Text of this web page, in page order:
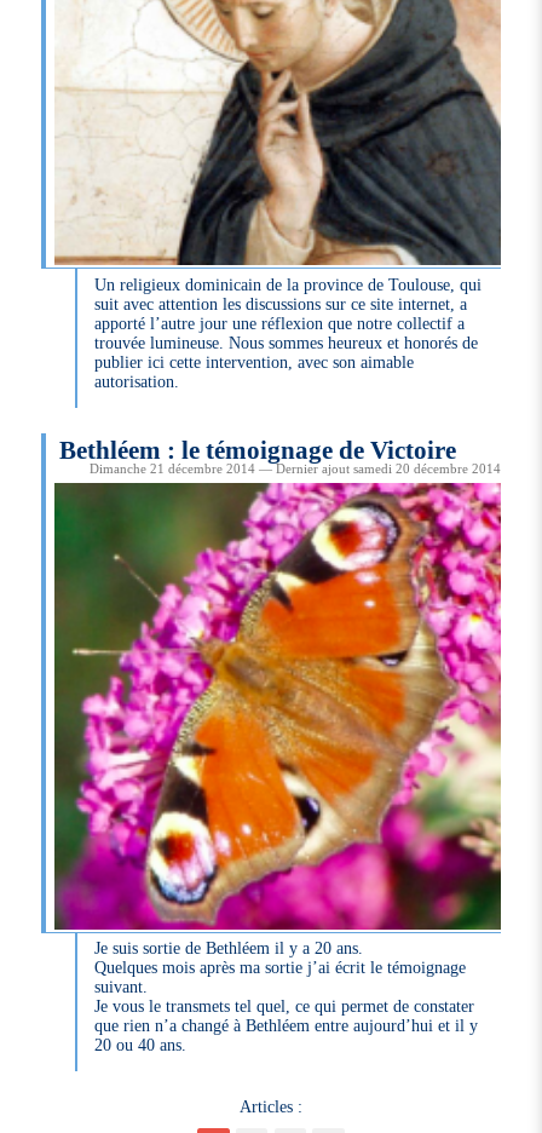
Un religieux dominicain de la province de Toulouse, qui
suit avec attention les discussions sur ce site internet, a
apporté l’autre jour une réflexion que notre collectif a
trouvée lumineuse. Nous sommes heureux et honorés de
publier ici cette intervention, avec son aimable
autorisation.
Bethléem : le témoignage de Victoire
Dimanche 21 décembre 2014 — Dernier ajout samedi 20 décembre 2014
Je suis sortie de Bethléem il y a 20 ans.
Quelques mois après ma sortie j’ai écrit le témoignage
suivant.
Je vous le transmets tel quel, ce qui permet de constater
que rien n’a changé à Bethléem entre aujourd’hui et il y
20 ou 40 ans.
Articles :